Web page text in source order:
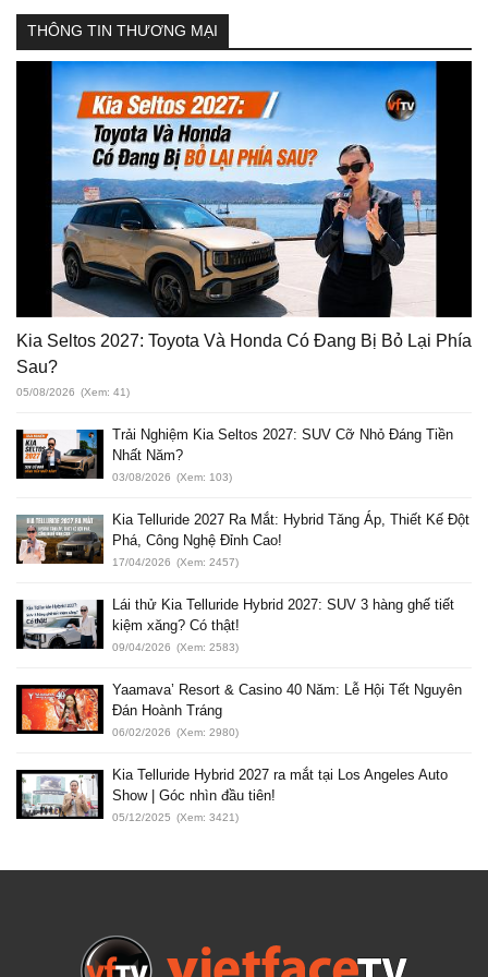
THÔNG TIN THƯƠNG MẠI
Kia Seltos 2027: Toyota Và Honda Có Đang Bị Bỏ Lại Phía
Sau?
05/08/2026 (Xem: 41)
Trải Nghiệm Kia Seltos 2027: SUV Cỡ Nhỏ Đáng Tiền
Nhất Năm?
03/08/2026 (Xem: 103)
Kia Telluride 2027 Ra Mắt: Hybrid Tăng Áp, Thiết Kế Đột
Phá, Công Nghệ Đỉnh Cao!
17/04/2026 (Xem: 2457)
Lái thử Kia Telluride Hybrid 2027: SUV 3 hàng ghế tiết
kiệm xăng? Có thật!
09/04/2026 (Xem: 2583)
Yaamava’ Resort & Casino 40 Năm: Lễ Hội Tết Nguyên
Đán Hoành Tráng
06/02/2026 (Xem: 2980)
Kia Telluride Hybrid 2027 ra mắt tại Los Angeles Auto
Show | Góc nhìn đầu tiên!
05/12/2025 (Xem: 3421)